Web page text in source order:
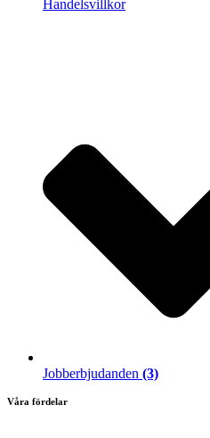
Handelsvillkor
Jobberbjudanden (3)
Våra fördelar